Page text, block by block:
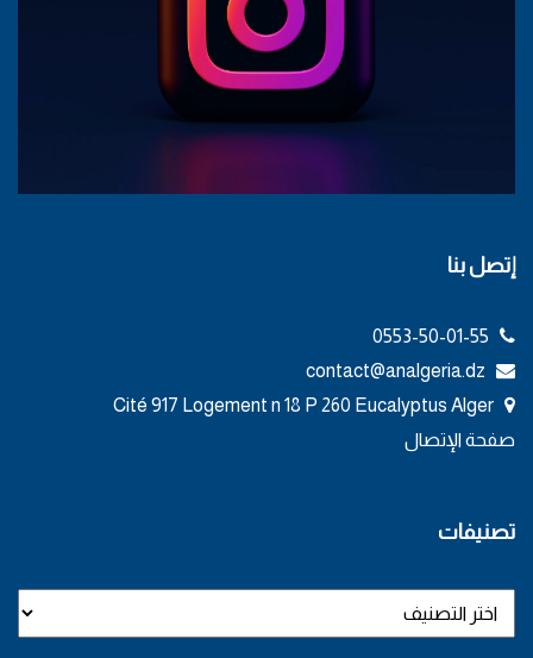
إتصل بنا
صفحة الإتصال
تصنيفات